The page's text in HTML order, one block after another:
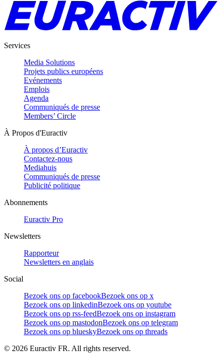
Services
Media Solutions
Projets publics européens
Evénements
Emplois
Agenda
Communiqués de presse
Members’ Circle
À Propos d'Euractiv
À propos d’Euractiv
Contactez-nous
Mediahuis
Communiqués de presse
Publicité politique
Abonnements
Euractiv Pro
Newsletters
Rapporteur
Newsletters en anglais
Social
Bezoek ons op facebookBezoek ons op x
Bezoek ons op linkedinBezoek ons op youtube
Bezoek ons op rss-feedBezoek ons op instagram
Bezoek ons op mastodonBezoek ons op telegram
Bezoek ons op blueskyBezoek ons op threads
© 2026 Euractiv FR. All rights reserved.